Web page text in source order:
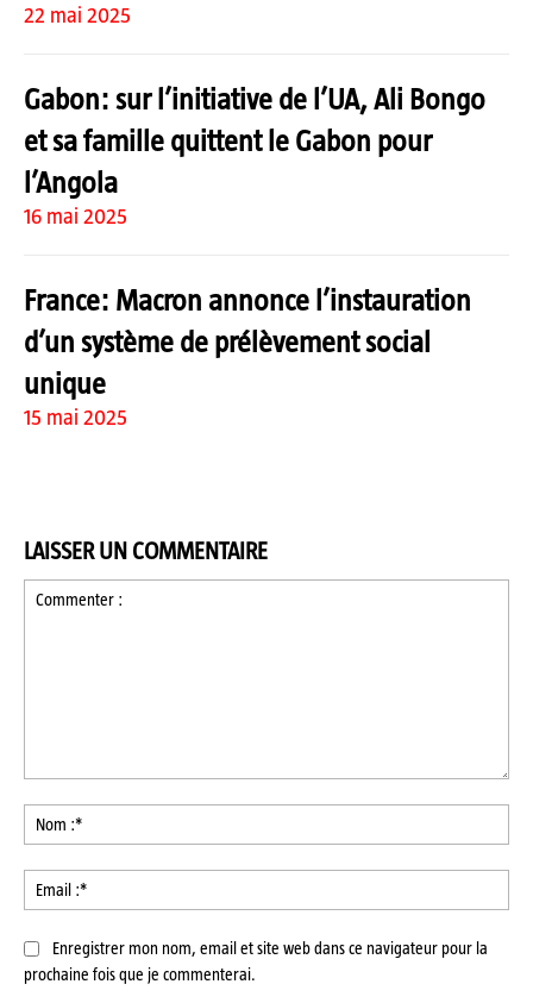
22 mai 2025
Gabon: sur l’initiative de l’UA, Ali Bongo
et sa famille quittent le Gabon pour
l’Angola
16 mai 2025
France: Macron annonce l’instauration
d’un système de prélèvement social
unique
15 mai 2025
LAISSER UN COMMENTAIRE
:*
:*
Enregistrer mon nom, email et site web dans ce navigateur pour la
prochaine fois que je commenterai.